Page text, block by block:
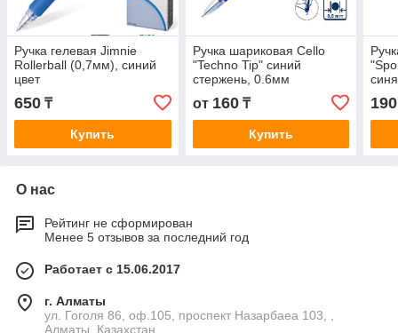
Ручка гелевая Jimnie
Rollerball (0,7мм), синий
цвет
650 ₸
Купить
Ручка шариковая Cello
"Techno Tip" синий
стержень, 0.6мм
от 160₸
Купить
190
О нас
Рейтинг не сформирован
Менее 5 отзывов за последний год
Работает с 15.06.2017
г. Алматы
ул. Гоголя 86, оф.105, проспект Назарбаеа 103, ,
Алматы, Казахстан